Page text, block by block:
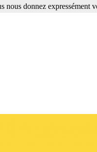
donnez expressément